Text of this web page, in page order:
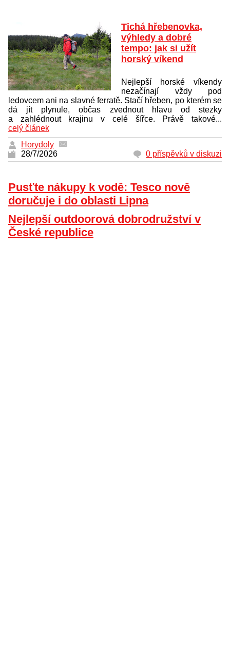
Tichá hřebenovka,
výhledy a dobré
tempo: jak si užít
horský víkend
Nejlepší horské víkendy
nezačínají vždy pod
ledovcem ani na slavné ferratě. Stačí hřeben, po kterém se
dá jít plynule, občas zvednout hlavu od stezky
a zahlédnout krajinu v celé šířce. Právě takové...
celý článek
Horydoly
28/7/2026
0 příspěvků v diskuzi
Pusťte nákupy k vodě: Tesco nově
doručuje i do oblasti Lipna
Nejlepší outdoorová dobrodružství v
České republice